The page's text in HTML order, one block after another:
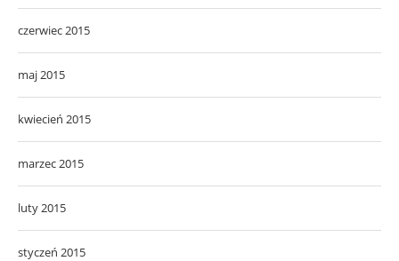
czerwiec 2015
maj 2015
kwiecień 2015
marzec 2015
luty 2015
styczeń 2015